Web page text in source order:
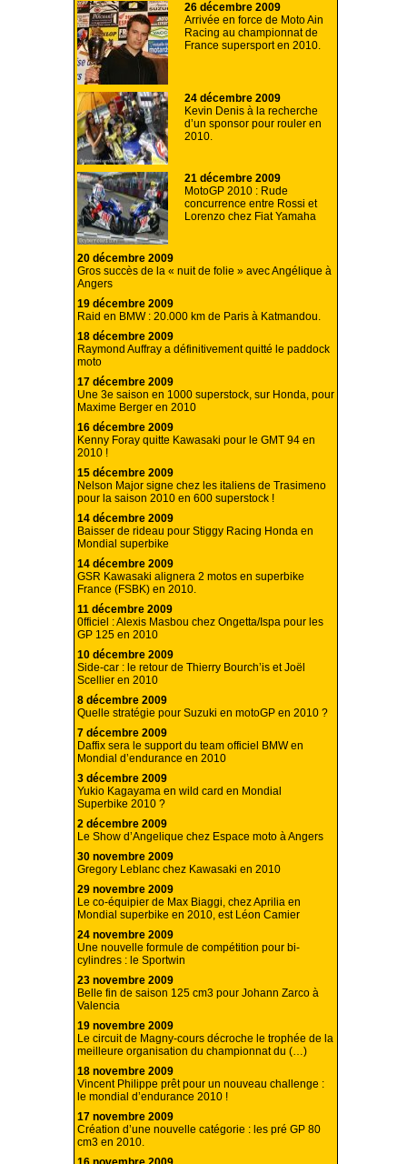
26 décembre 2009
Arrivée en force de Moto Ain
Racing au championnat de
France supersport en 2010.
24 décembre 2009
Kevin Denis à la recherche
d’un sponsor pour rouler en
2010.
21 décembre 2009
MotoGP 2010 : Rude
concurrence entre Rossi et
Lorenzo chez Fiat Yamaha
20 décembre 2009
Gros succès de la « nuit de folie » avec Angélique à
Angers
19 décembre 2009
Raid en BMW : 20.000 km de Paris à Katmandou.
18 décembre 2009
Raymond Auffray a définitivement quitté le paddock
moto
17 décembre 2009
Une 3e saison en 1000 superstock, sur Honda, pour
Maxime Berger en 2010
16 décembre 2009
Kenny Foray quitte Kawasaki pour le GMT 94 en
2010 !
15 décembre 2009
Nelson Major signe chez les italiens de Trasimeno
pour la saison 2010 en 600 superstock !
14 décembre 2009
Baisser de rideau pour Stiggy Racing Honda en
Mondial superbike
14 décembre 2009
GSR Kawasaki alignera 2 motos en superbike
France (FSBK) en 2010.
11 décembre 2009
0fficiel : Alexis Masbou chez Ongetta/Ispa pour les
GP 125 en 2010
10 décembre 2009
Side-car : le retour de Thierry Bourch’is et Joël
Scellier en 2010
8 décembre 2009
Quelle stratégie pour Suzuki en motoGP en 2010 ?
7 décembre 2009
Daffix sera le support du team officiel BMW en
Mondial d’endurance en 2010
3 décembre 2009
Yukio Kagayama en wild card en Mondial
Superbike 2010 ?
2 décembre 2009
Le Show d’Angelique chez Espace moto à Angers
30 novembre 2009
Gregory Leblanc chez Kawasaki en 2010
29 novembre 2009
Le co-équipier de Max Biaggi, chez Aprilia en
Mondial superbike en 2010, est Léon Camier
24 novembre 2009
Une nouvelle formule de compétition pour bi-
cylindres : le Sportwin
23 novembre 2009
Belle fin de saison 125 cm3 pour Johann Zarco à
Valencia
19 novembre 2009
Le circuit de Magny-cours décroche le trophée de la
meilleure organisation du championnat du (…)
18 novembre 2009
Vincent Philippe prêt pour un nouveau challenge :
le mondial d’endurance 2010 !
17 novembre 2009
Création d’une nouvelle catégorie : les pré GP 80
cm3 en 2010.